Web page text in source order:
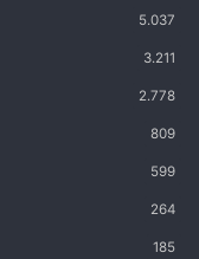
5.037
3.211
2.778
809
599
264
185